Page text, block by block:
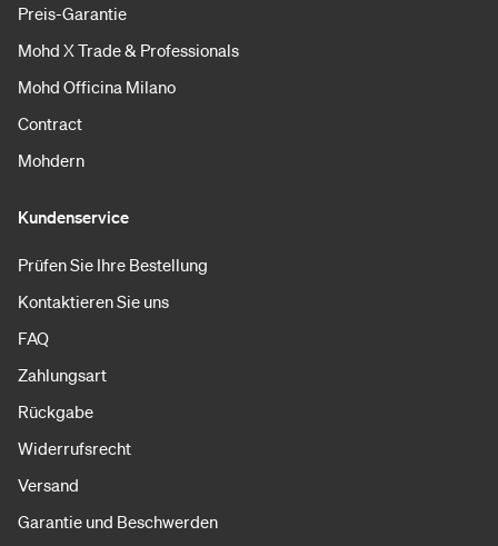
Preis-Garantie
Mohd X Trade & Professionals
Mohd Officina Milano
Contract
Mohdern
Kundenservice
Prüfen Sie Ihre Bestellung
Kontaktieren Sie uns
FAQ
Zahlungsart
Rückgabe
Widerrufsrecht
Versand
Garantie und Beschwerden